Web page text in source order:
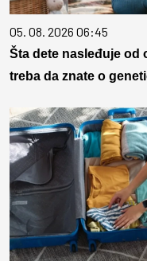
05. 08. 2026 06:45
Šta dete nasleđuje od
treba da znate o